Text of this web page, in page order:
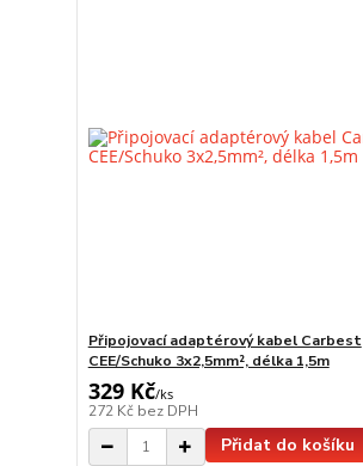
Připojovací adaptérový kabel Carbest
CEE/Schuko 3x2,5mm², délka 1,5m
329 Kč/ks
272 Kč bez DPH
Přidat do košíku